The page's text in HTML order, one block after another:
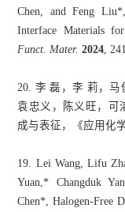
Chen, and Feng
Interface Materials
Funct. Mater. 2024,
20. 李 磊，李 莉，马
袁忠义，陈义旺，可
成与表征，《应用化
19. Lei Wang, Lifu
Yuan,* Changduk
Chen*, Halogen-Free